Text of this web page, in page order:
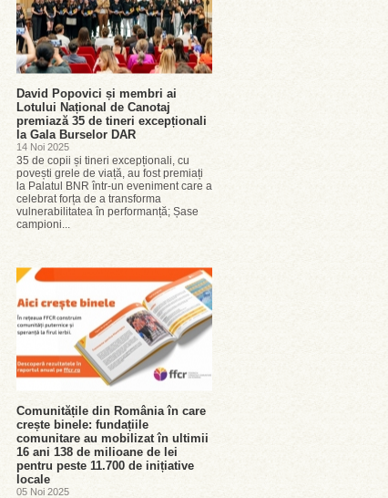
David Popovici și membri ai
Lotului Național de Canotaj
premiază 35 de tineri excepționali
la Gala Burselor DAR
14 Noi 2025
35 de copii și tineri excepționali, cu
povești grele de viață, au fost premiați
la Palatul BNR într-un eveniment care a
celebrat forța de a transforma
vulnerabilitatea în performanță; Șase
campioni...
Comunitățile din România în care
crește binele: fundațiile
comunitare au mobilizat în ultimii
16 ani 138 de milioane de lei
pentru peste 11.700 de inițiative
locale
05 Noi 2025